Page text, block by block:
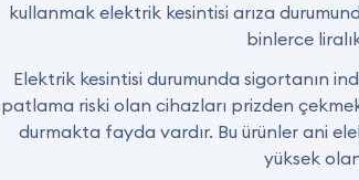
kullanmak elektrik kesintisi arıza
binlerce
Elektrik kesintisi durumunda sigortanın
patlama riski olan cihazları prizden
durmakta fayda vardır. Bu ürünler ani
yüksek